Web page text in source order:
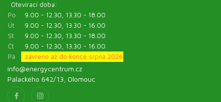
Otevírací doba:
Po
9.00 - 12.30, 13.30 - 18.00
Út
9.00 - 12.30, 13.30 - 16.00
St
9.00 - 12.30, 13.30 - 18.00
Čt
9.00 - 12.30, 13.30 - 16.00
Pá
zavřeno až do konce srpna 2026
info@energycentrum.cz
Palackého 642/13, Olomouc